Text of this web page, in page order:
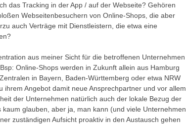
das Tracking in der App / auf der Webseite? Gehören
Webseitenbesuchern von Online-Shops, die aber
auch Verträge mit Dienstleistern, die etwa eine
aus meiner Sicht für die betroffenen Unternehmen
Online-Shops werden in Zukunft allein aus Hamburg
in Bayern, Baden-Württemberg oder etwa NRW
ihrem Angebot damit neue Ansprechpartner und vor allem
der Unternehmen natürlich auch der lokale Bezug der
glauben, aber ja, man kann (und viele Unternehmen
zuständigen Aufsicht proaktiv in den Austausch gehen